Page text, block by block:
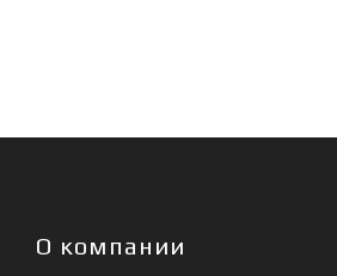
О компании